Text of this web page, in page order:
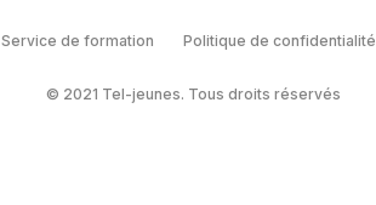
Service de formation Politique de confidentialité
© 2021 Tel-jeunes. Tous droits réservés